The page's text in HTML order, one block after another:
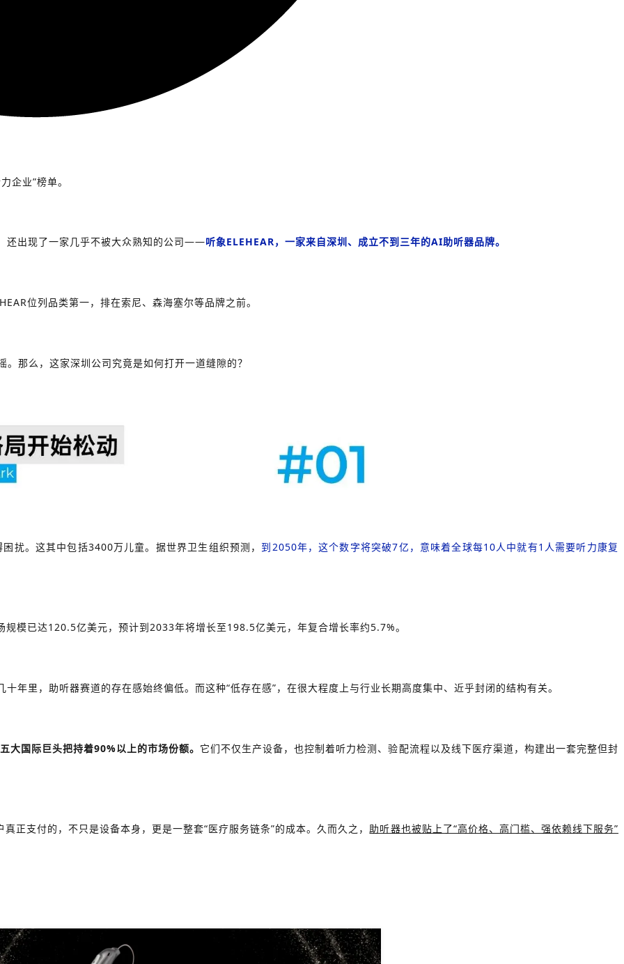
企业”榜单。
还出现了一家几乎不被大众熟知的公司——听象ELEHEAR，一家来自深圳、成立不到三年的AI助听器品牌。
位列品类第一，排在索尼、森海塞尔等品牌之前。
那么，这家深圳公司究竟是如何打开一道缝隙的？
。这其中包括3400万儿童。据世界卫生组织预测， 到2050年，这个数字将突破7亿，意味着全球每10人中就有1人需要听力康复
模已达120.5亿美元，预计到2033年将增长至198.5亿美元，年复合增长率约5.7%。
年里，助听器赛道的存在感始终偏低。 而这种“低存在感”，在很大程度上与行业长期高度集中、近乎封闭的结构有关。
五大国际巨头把持着90%以上的市场份额。 它们不仅生产设备，也控制着听力检测、验配流程以及线下医疗渠道，构建出一套完整但封
真正支付的，不只是设备本身，更是一整套“医疗服务链条”的成本。久而久之，助听器也被贴上了“高价格、高门槛、强依赖线下服务”